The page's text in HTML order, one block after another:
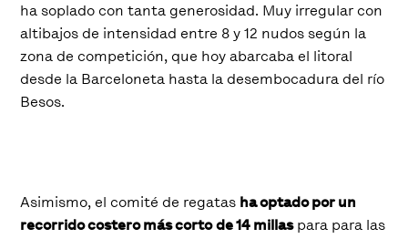
ha soplado con tanta generosidad. Muy irregular con
altibajos de intensidad entre 8 y 12 nudos según la
zona de competición, que hoy abarcaba el litoral
desde la Barceloneta hasta la desembocadura del río
Besos.
Asimismo, el comité de regatas ha optado por un
recorrido costero más cortode 14 millaspara para las